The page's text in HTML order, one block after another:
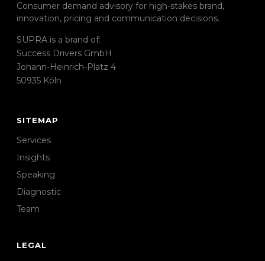
Consumer demand advisory for high-stakes brand,
innovation, pricing and communication decisions.
SUPRA is a brand of:
Success Drivers GmbH
Johann-Heinrich-Platz 4
50935 Köln
SITEMAP
Services
Insights
Speaking
Diagnostic
Team
LEGAL